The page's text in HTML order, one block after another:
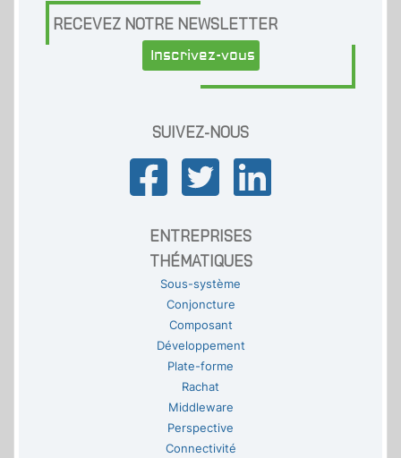
RECEVEZ NOTRE NEWSLETTER
Inscrivez-vous
SUIVEZ-NOUS
ENTREPRISES
THÉMATIQUES
Sous-système
Conjoncture
Composant
Développement
Plate-forme
Rachat
Middleware
Perspective
Connectivité